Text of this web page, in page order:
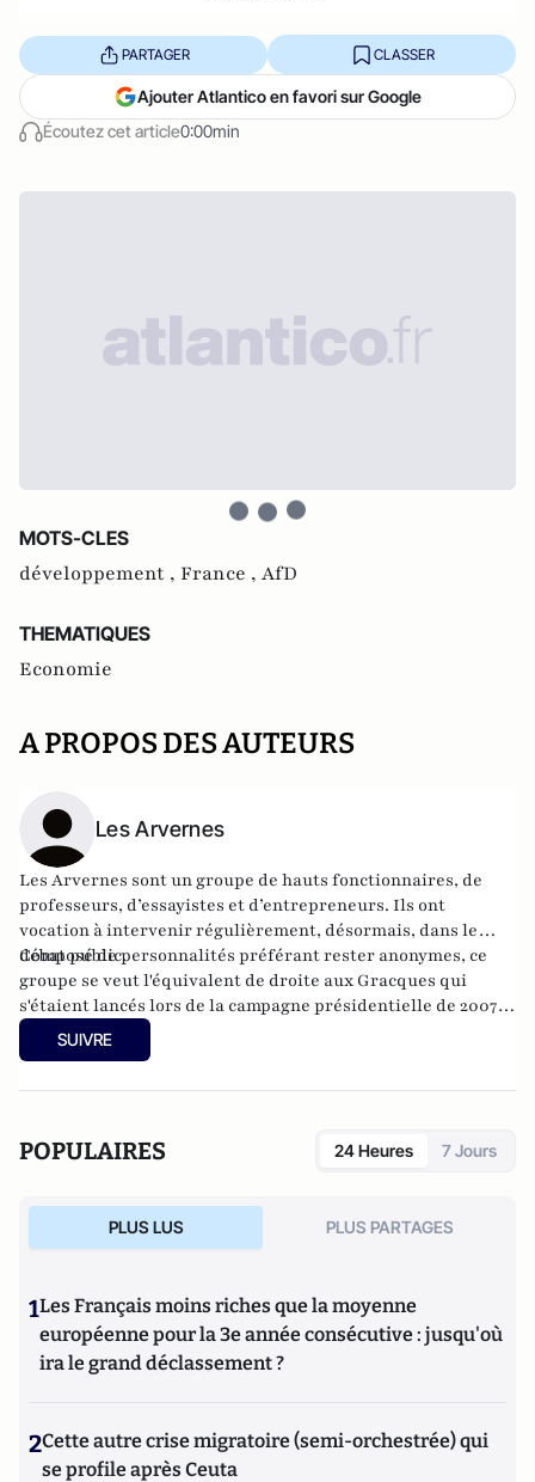
Écoutez cet article0:00min
PARTAGER CLASSER
Ajouter Atlantico en favori sur Google
MOTS-CLES
développement , France , AfD
THEMATIQUES
Economie
A PROPOS DES AUTEURS
Les Arvernes
Les Arvernes sont un groupe de hauts fonctionnaires, de
professeurs, d’essayistes et d’entrepreneurs. Ils ont
vocation à intervenir régulièrement, désormais, dans le
débat public.
Composé de personnalités préférant rester anonymes, ce
groupe se veut l'équivalent de droite aux Gracques qui
s'étaient lancés lors de la campagne présidentielle de 2007
en signant un appel à une alliance PS-UDF. Les Arvernes,
eux, souhaitent agir contre le déni de réalité dans lequel
SUIVRE
POPULAIRES 24 Heures 7 Jours
PLUS LUS PLUS PARTAGES
1Les Français moins riches que la moyenne
européenne pour la 3e année consécutive : jusqu'où
ira le grand déclassement ?
2Cette autre crise migratoire (semi-orchestrée) qui
se profile après Ceuta